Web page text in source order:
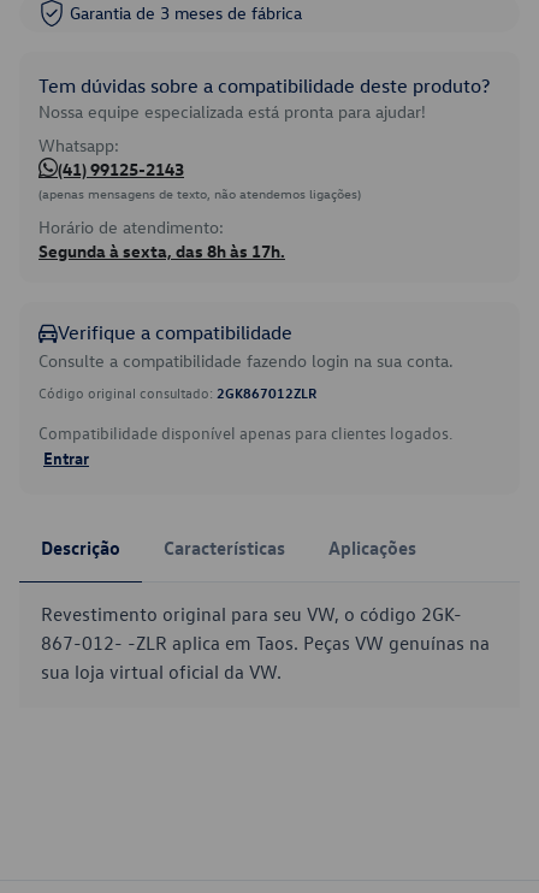
Garantia de 3 meses de fábrica
Tem dúvidas sobre a compatibilidade deste produto?
Nossa equipe especializada está pronta para ajudar!
Whatsapp:
(41) 99125-2143
(apenas mensagens de texto, não atendemos ligações)
Horário de atendimento:
Segunda à sexta, das 8h às 17h.
Verifique a compatibilidade
Consulte a compatibilidade fazendo login na sua conta.
Código original consultado: 2GK867012ZLR
Compatibilidade disponível apenas para clientes logados.
Entrar
Descrição Características Aplicações
Revestimento original para seu VW, o código 2GK-
867-012- -ZLR aplica em Taos. Peças VW genuínas na
sua loja virtual oficial da VW.